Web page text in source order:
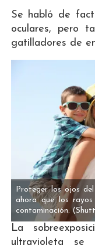
Se habló de
oculares, pero
gatilladores de
Proteger los ojos
ahora que los
contaminación.
La
ultravioleta se